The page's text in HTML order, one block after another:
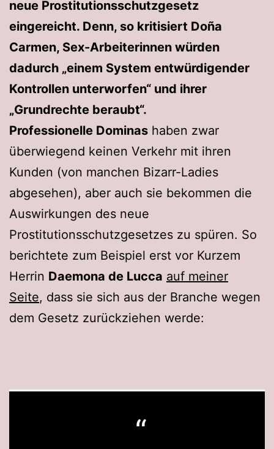
neue Prostitutionsschutzgesetz
eingereicht. Denn, so kritisiert Doña
Carmen, Sex-Arbeiterinnen würden
dadurch „einem System entwürdigender
Kontrollen unterworfen“ und ihrer
„Grundrechte beraubt“.
Professionelle Dominas haben zwar
überwiegend keinen Verkehr mit ihren
Kunden (von manchen Bizarr-Ladies
abgesehen), aber auch sie bekommen die
Auswirkungen des neue
Prostitutionsschutzgesetzes zu spüren. So
berichtete zum Beispiel erst vor Kurzem
Herrin Daemona de Lucca auf meiner
Seite, dass sie sich aus der Branche wegen
dem Gesetz zurückziehen werde: